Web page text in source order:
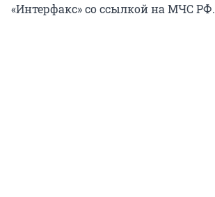
«Интерфакс» со ссылкой на МЧС РФ.